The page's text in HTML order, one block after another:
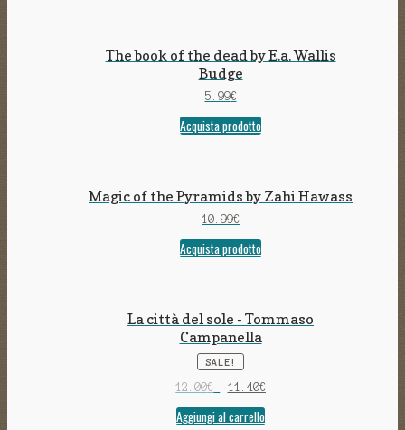
The book of the dead by E.a. Wallis
Budge
5.99€
Acquista prodotto
Magic of the Pyramids by Zahi Hawass
10.99€
Acquista prodotto
La città del sole - Tommaso
Campanella
SALE!
12.00€ 11.40€
Aggiungi al carrello